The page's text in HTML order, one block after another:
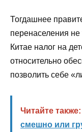
Тогдашнее
перенаселения
Китае налог на
относительно
позволить себе
Читайте также:
смешно или